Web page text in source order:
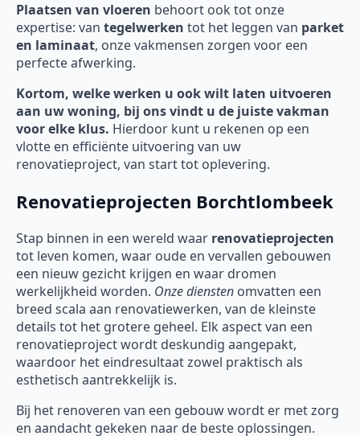
Plaatsen van vloeren behoort ook tot onze
expertise: van tegelwerken tot het leggen van parket
en laminaat, onze vakmensen zorgen voor een
perfecte afwerking.
Kortom, welke werken u ook wilt laten uitvoeren
aan uw woning, bij ons vindt u de juiste vakman
voor elke klus. Hierdoor kunt u rekenen op een
vlotte en efficiënte uitvoering van uw
renovatieproject, van start tot oplevering.
Renovatieprojecten Borchtlombeek
Stap binnen in een wereld waar renovatieprojecten
tot leven komen, waar oude en vervallen gebouwen
een nieuw gezicht krijgen en waar dromen
werkelijkheid worden. Onze diensten omvatten een
breed scala aan renovatiewerken, van de kleinste
details tot het grotere geheel. Elk aspect van een
renovatieproject wordt deskundig aangepakt,
waardoor het eindresultaat zowel praktisch als
esthetisch aantrekkelijk is.
Bij het renoveren van een gebouw wordt er met zorg
en aandacht gekeken naar de beste oplossingen.